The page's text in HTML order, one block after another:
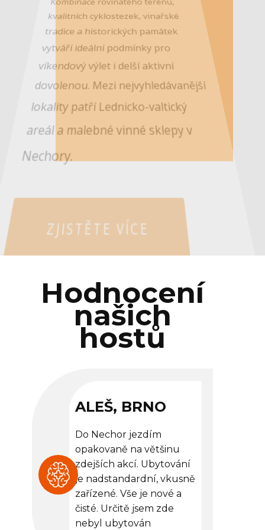
kvalitních cyklostezek, vinařské
tradice a historických památek
vytváří ideální podmínky pro
víkendový výlet i delší aktivní
dovolenou. Mezi nejvyhledávanější
lokality patří Lednicko-valtický
areál a malebné vinné sklepy v
Hodnocení
našich
hostů
ALEŠ, BRNO
Do Nechor jezdím
opakovaně na většinu
zdejších akcí. Ubytování
je nadstandardní, vkusně
zařízené. Vše je nové a
čisté. Určitě jsem zde
nebyl ubytován